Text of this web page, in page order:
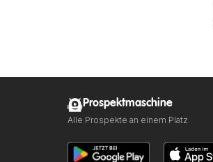
Prospektmaschine
Alle Prospekte an einem Platz